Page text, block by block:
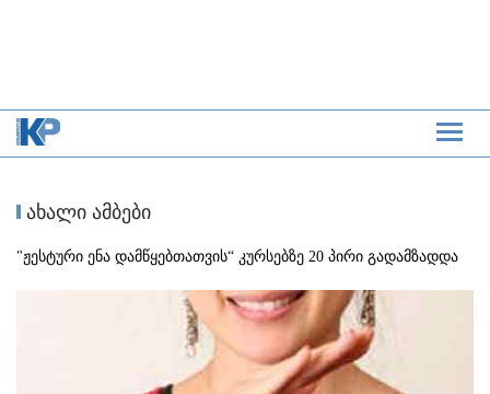
ახალი ამბები
"ჟესტური ენა დამწყებთათვის“ კურსებზე 20 პირი გადამზადდა